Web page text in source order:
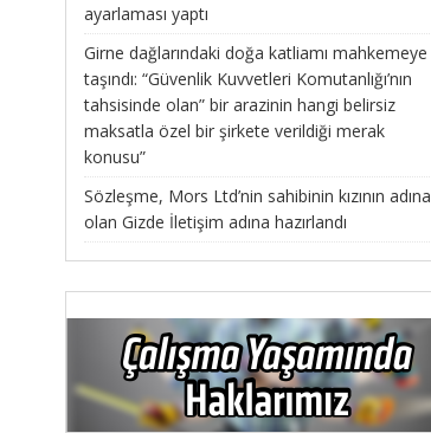
ayarlaması yaptı
Girne dağlarındaki doğa katliamı mahkemeye
taşındı: “Güvenlik Kuvvetleri Komutanlığı’nın
tahsisinde olan” bir arazinin hangi belirsiz
maksatla özel bir şirkete verildiği merak
konusu”
Sözleşme, Mors Ltd’nin sahibinin kızının adına
olan Gizde İletişim adına hazırlandı